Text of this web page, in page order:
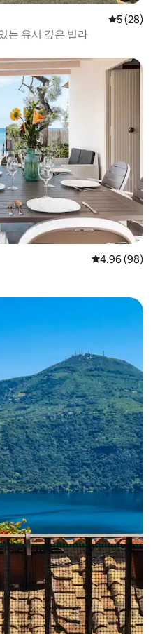
평점 5점(5
5 (28)
는 유서 깊은 빌라
평점 4.96점(5
4.96 (98)